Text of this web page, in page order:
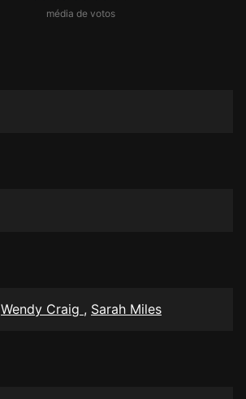
média de votos
Wendy Craig , Sarah Miles